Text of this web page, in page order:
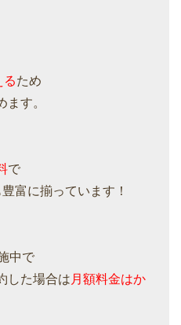
るため
ます。
で
豊富に揃っています！
中で
した場合は 月額料金はか